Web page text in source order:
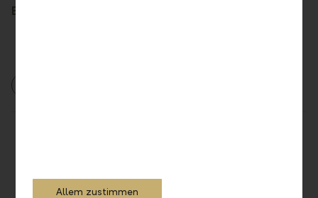
Ein Gastbeitrag von Rechtsanwältin Daniela Jöbstl
Allem zustimmen